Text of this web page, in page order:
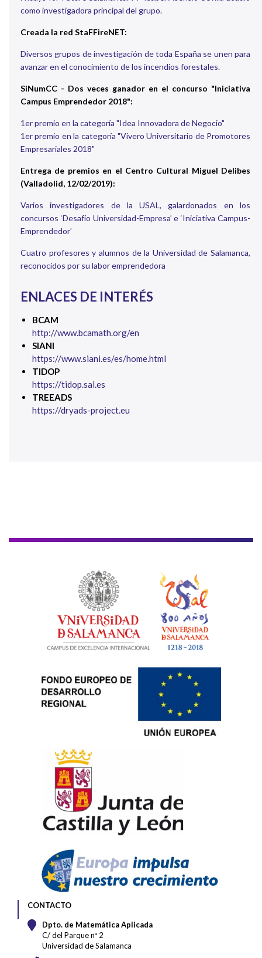
como investigadora principal del grupo.
Creada la red StaFFireNET:
Diversos grupos de investigación de toda España se unen para
avanzar en el conocimiento de los incendios forestales.
SiNumCC - Dos veces ganador en el concurso "Iniciativa
Campus Emprendedor 2018":
1er premio en la categoría "Idea Innovadora de Negocio"
1er premio en la categoría "Vivero Universitario de Promotores
Empresariales 2018"
Entrega de premios en el Centro Cultural Miguel Delibes
(Valladolid, 12/02/2019):
Varios investigadores de la USAL, galardonados en los
concursos ‘Desafío Universidad-Empresa’ e ‘Iniciativa Campus-
Emprendedor’
Cuatro profesores y alumnos de la Universidad de Salamanca,
reconocidos por su labor emprendedora
ENLACES DE INTERÉS
BCAM
http://www.bcamath.org/en
SIANI
https://www.siani.es/es/home.html
TIDOP
https://tidop.sal.es
TREEADS
https://dryads-project.eu
CONTACTO
Dpto. de Matemática Aplicada
C/ del Parque nº 2
Universidad de Salamanca